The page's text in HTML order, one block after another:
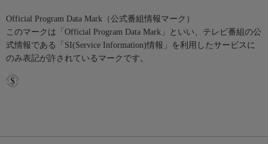
Official Program Data Mark（公式番組情報マーク）
このマークは「Official Program Data Mark」といい、テレビ番組の公
式情報である「SI(Service Information)情報」を利用したサービスに
のみ表記が許されているマークです。